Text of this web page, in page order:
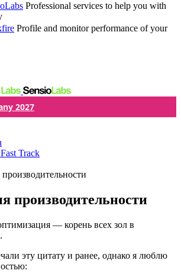
Professional services to help you with
Profile and monitor performance of your
2027
Track
производительности
— корень всех зол в
эту цитату и ранее, однако я люблю